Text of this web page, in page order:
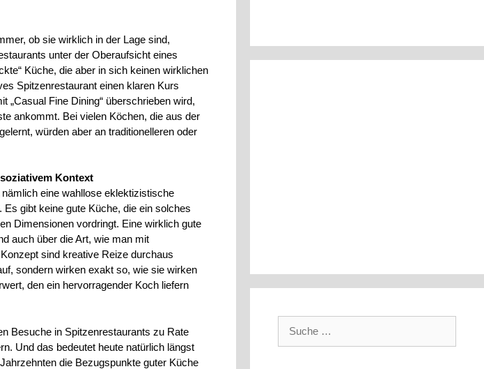
ob sie wirklich in der Lage sind,
unter der Oberaufsicht eines
Küche, die aber in sich keinen wirklichen
Spitzenrestaurant einen klaren Kurs
„Casual Fine Dining“ überschrieben wird,
ankommt. Bei vielen Köchen, die aus der
würden aber an traditionelleren oder
Kontext
eine wahllose eklektizistische
gibt keine gute Küche, die ein solches
Dimensionen vordringt. Eine wirklich gute
auch über die Art, wie man mit
sind kreative Reize durchaus
sondern wirken exakt so, wie sie wirken
den ein hervorragender Koch liefern
Besuche in Spitzenrestaurants zu Rate
Und das bedeutet heute natürlich längst
die Bezugspunkte guter Küche
Suche